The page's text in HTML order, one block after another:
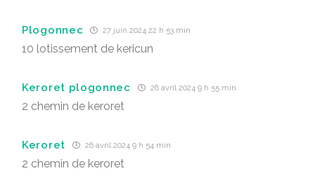
Plogonnec 27 juin 2024 22 h 53 min
10 lotissement de kericun
Keroret plogonnec 26 avril 2024 9 h 55 min
2 chemin de keroret
Keroret 26 avril 2024 9 h 54 min
2 chemin de keroret